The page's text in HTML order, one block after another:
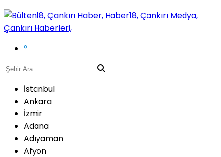
°
İstanbul
Ankara
İzmir
Adana
Adıyaman
Afyon